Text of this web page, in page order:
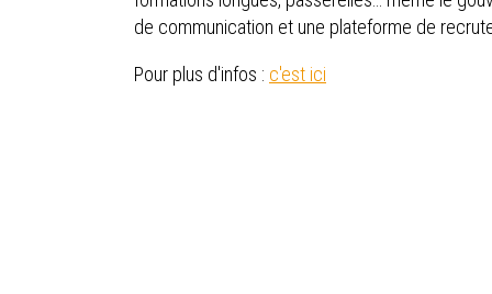
de communication et une plateforme de
Pour plus d'infos : c'est ici